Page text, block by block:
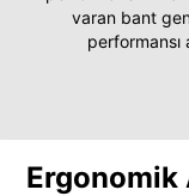
varan bant
performansı
Ergonomik